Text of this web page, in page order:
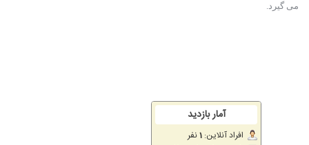
می گیرد.